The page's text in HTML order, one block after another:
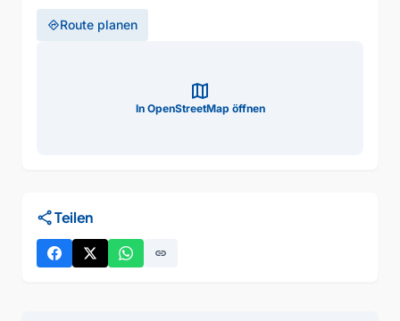
directionsRoute planen
map
In OpenStreetMap öffnen
shareTeilen
link